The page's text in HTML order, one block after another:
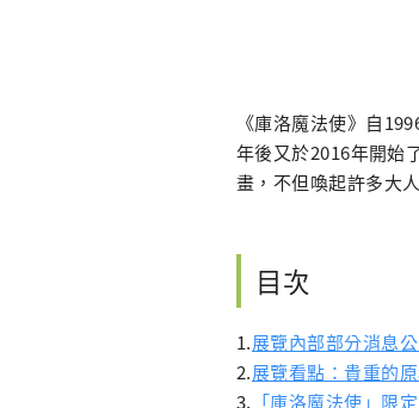
《庫洛魔法使》自
年後又於2016年開始
畫，不但喚起許多大
目次
1.展覽內部部分消息
2.展覽看點：貴重的
3. 「庫洛魔法使」限